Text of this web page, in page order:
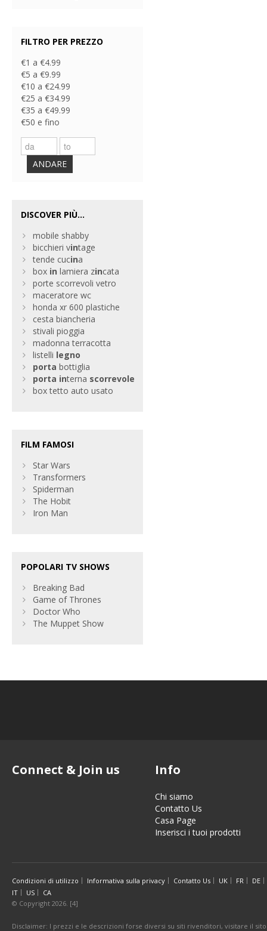
FILTRO PER PREZZO
€1 a €4.99
€5 a €9.99
€10 a €24.99
€25 a €34.99
€35 a €49.99
€50 e fino
ANDARE
DISCOVER PIÙ...
mobile shabby
bicchieri vintage
tende cucina
box in lamiera zincata
porte scorrevoli vetro
maceratore wc
honda xr 600 plastiche
cesta biancheria
stivali pioggia
madonna terracotta
listelli legno
porta bottiglia
porta interna scorrevole
box tetto auto usato
FILM FAMOSI
Star Wars
Transformers
Spiderman
The Hobit
Iron Man
POPOLARI TV SHOWS
Breaking Bad
Game of Thrones
Doctor Who
The Muppet Show
Connect & Join us Info
Chi siamo
Contatto Us
Casa Page
Inserisci i tuoi prodotti
Condizioni di utilizzo Informativa sulla privacy Contatto Us UK FR
DE
IT
US
CA
© Copyright 2026. [4]
Disclaimer: I prezzi e le descrizioni forse diversi su siti rivenditori, visitare il